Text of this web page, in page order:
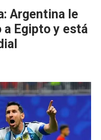
Argentina le
Egipto y está